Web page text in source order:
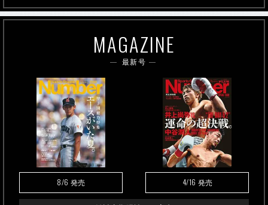
MAGAZINE
最新号
8/6 発売 4/16 発売